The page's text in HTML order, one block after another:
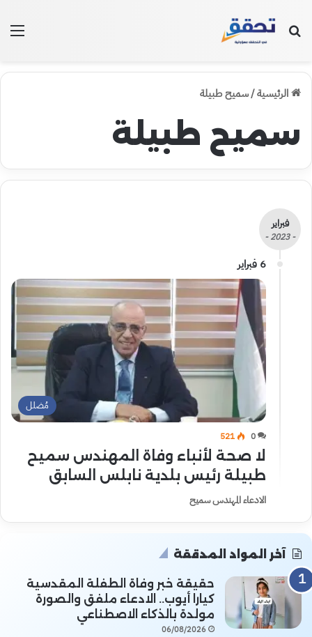
بحث عن
الرئيسية/سميح طبيلة
سميح طبيلة
فبراير
- 2023 -
6 فبراير
مُضلل
0
521
لا صحة لأنباء وفاة المهندس سميح
طبيلة رئيس بلدية نابلس السابق
الادعاء المهندس سميح
آخر المواد المدققة
حقيقة خبر وفاة الطفلة المقدسية
كيارا أيوب.. الادعاء ملفق والصورة
مولدة بالذكاء الاصطناعي
06/08/2026